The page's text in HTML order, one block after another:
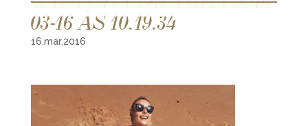
03-16 ÀS 10.19.34
16.mar.2016